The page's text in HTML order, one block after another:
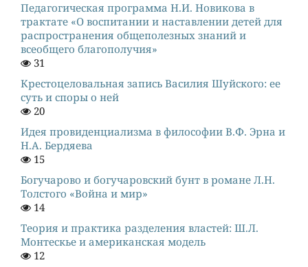
Педагогическая программа Н.И. Новикова в
трактате «О воспитании и наставлении детей для
распространения общеполезных знаний и
всеобщего благополучия»
31
Крестоцеловальная запись Василия Шуйского: ее
суть и споры о ней
20
Идея провиденциализма в философии В.Ф. Эрна и
Н.А. Бердяева
15
Богучарово и богучаровский бунт в романе Л.Н.
Толстого «Война и мир»
14
Теория и практика разделения властей: Ш.Л.
Монтескье и американская модель
12